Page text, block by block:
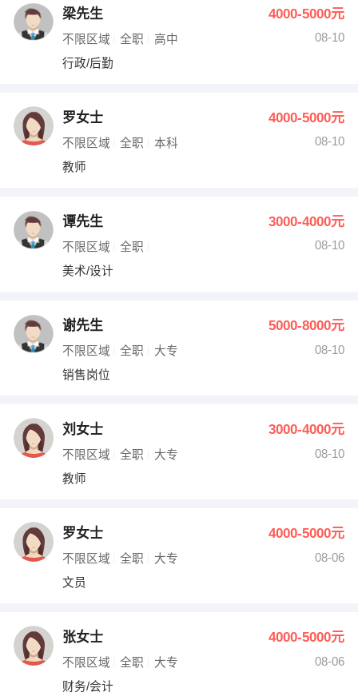
梁先生 4000-5000元
不限区域 全职 高中
08-10
行政/后勤
罗女士 4000-5000元
不限区域 全职 本科
08-10
教师
谭先生 3000-4000元
不限区域 全职
08-10
美术/设计
谢先生 5000-8000元
不限区域 全职 大专
08-10
销售岗位
刘女士 3000-4000元
不限区域 全职 大专
08-10
教师
罗女士 4000-5000元
不限区域 全职 大专
08-06
文员
张女士 4000-5000元
不限区域 全职 大专
08-06
财务/会计